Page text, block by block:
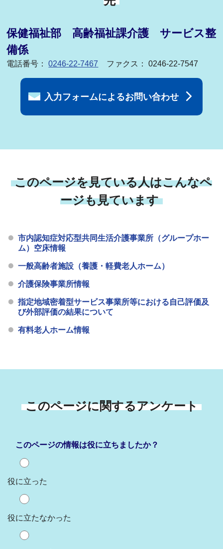
保健福祉部 高齢福祉課介護 サービス整
備係
電話番号：0246-22-7467 ファクス： 0246-22-7547
入力フォームによるお問い合わせ
このページを見ている人はこんなペ
ージも見ています
市内認知症対応型共同生活介護事業所（グループホー
ム）空床情報
一般高齢者施設（養護・軽費老人ホーム）
介護保険事業所情報
指定地域密着型サービス事業所等における自己評価及
び外部評価の結果について
有料老人ホーム情報
このページに関するアンケート
このページの情報は役に立ちましたか？
役に立った
役に立たなかった